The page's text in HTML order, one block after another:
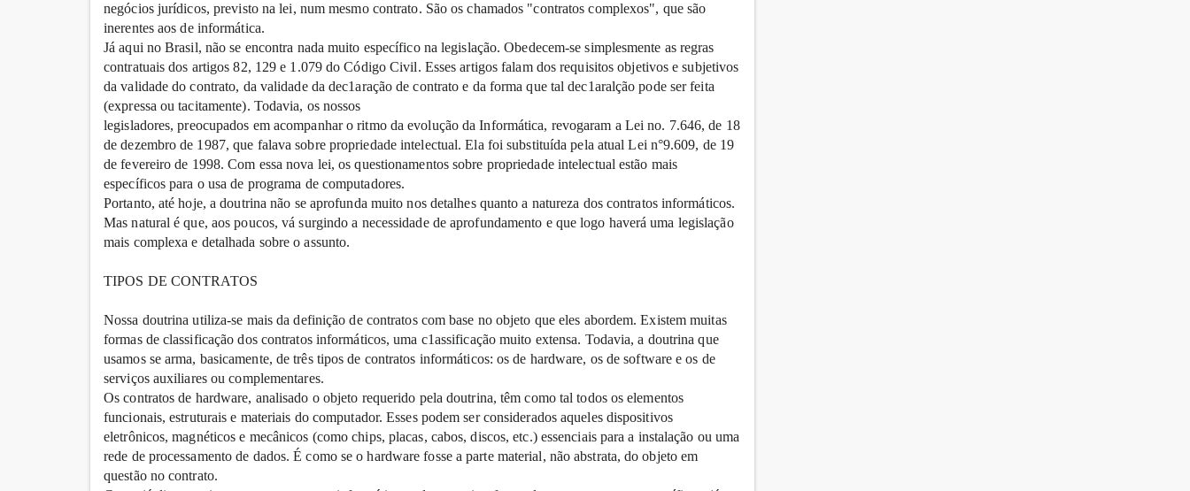
negócios jurídicos, previsto na lei, num mesmo contrato. São os chamados "contratos complexos", que são
inerentes aos de informática.
Já aqui no Brasil, não se encontra nada muito específico na legislação. Obedecem-se simplesmente as regras
contratuais dos artigos 82, 129 e 1.079 do Código Civil. Esses artigos falam dos requisitos objetivos e subjetivos
da validade do contrato, da validade da dec1aração de contrato e da forma que tal dec1aralção pode ser feita
(expressa ou tacitamente). Todavia, os nossos
legisladores, preocupados em acompanhar o ritmo da evolução da Informática, revogaram a Lei no. 7.646, de 18
de dezembro de 1987, que falava sobre propriedade intelectual. Ela foi substituída pela atual Lei n°9.609, de 19
de fevereiro de 1998. Com essa nova lei, os questionamentos sobre propriedade intelectual estão mais
específicos para o usa de programa de computadores.
Portanto, até hoje, a doutrina não se aprofunda muito nos detalhes quanto a natureza dos contratos informáticos.
Mas natural é que, aos poucos, vá surgindo a necessidade de aprofundamento e que logo haverá uma legislação
mais complexa e detalhada sobre o assunto.
TIPOS DE CONTRATOS
Nossa doutrina utiliza-se mais da definição de contratos com base no objeto que eles abordem. Existem muitas
formas de classificação dos contratos informáticos, uma c1assificação muito extensa. Todavia, a doutrina que
usamos se arma, basicamente, de três tipos de contratos informáticos: os de hardware, os de software e os de
serviços auxiliares ou complementares.
Os contratos de hardware, analisado o objeto requerido pela doutrina, têm como tal todos os elementos
funcionais, estruturais e materiais do computador. Esses podem ser considerados aqueles dispositivos
eletrônicos, magnéticos e mecânicos (como chips, placas, cabos, discos, etc.) essenciais para a instalação ou uma
rede de processamento de dados. É como se o hardware fosse a parte material, não abstrata, do objeto em
questão no contrato.